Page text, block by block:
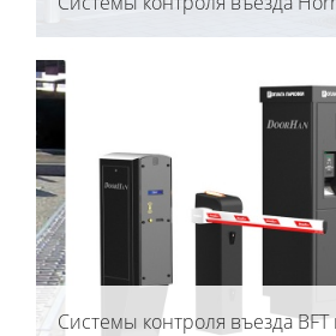
Системы контроля въезда